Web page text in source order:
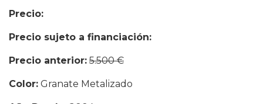
Precio:
Precio sujeto a financiación:
Precio anterior: 5.500 €
Color: Granate Metalizado